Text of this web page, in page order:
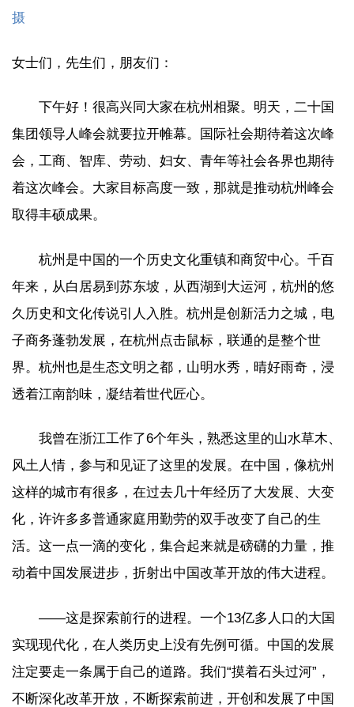
摄
女士们，先生们，朋友们：
下午好！很高兴同大家在杭州相聚。明天，二十国
集团领导人峰会就要拉开帷幕。国际社会期待着这次峰
会，工商、智库、劳动、妇女、青年等社会各界也期待
着这次峰会。大家目标高度一致，那就是推动杭州峰会
取得丰硕成果。
杭州是中国的一个历史文化重镇和商贸中心。千百
年来，从白居易到苏东坡，从西湖到大运河，杭州的悠
久历史和文化传说引人入胜。杭州是创新活力之城，电
子商务蓬勃发展，在杭州点击鼠标，联通的是整个世
界。杭州也是生态文明之都，山明水秀，晴好雨奇，浸
透着江南韵味，凝结着世代匠心。
我曾在浙江工作了6个年头，熟悉这里的山水草木、
风土人情，参与和见证了这里的发展。在中国，像杭州
这样的城市有很多，在过去几十年经历了大发展、大变
化，许许多多普通家庭用勤劳的双手改变了自己的生
活。这一点一滴的变化，集合起来就是磅礴的力量，推
动着中国发展进步，折射出中国改革开放的伟大进程。
——这是探索前行的进程。一个13亿多人口的大国
实现现代化，在人类历史上没有先例可循。中国的发展
注定要走一条属于自己的道路。我们“摸着石头过河”，
不断深化改革开放，不断探索前进，开创和发展了中国